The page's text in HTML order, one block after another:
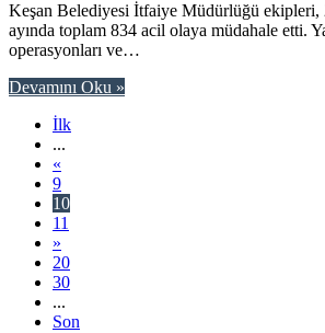
Keşan Belediyesi İtfaiye Müdürlüğü ekipleri,
ayında toplam 834 acil olaya müdahale etti.
operasyonları ve…
Devamını Oku »
İlk
...
«
9
10
11
»
20
30
...
Son